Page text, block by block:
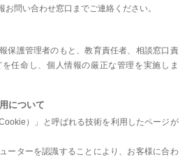
問い合わせ窓口までご連絡ください。
保護管理者のもと、教育責任者、相談窓口責
任命し、個人情報の厳正な管理を実施しま
について
）」と呼ばれる技術を利用したページが
ーターを認識することにより、お客様に合わ